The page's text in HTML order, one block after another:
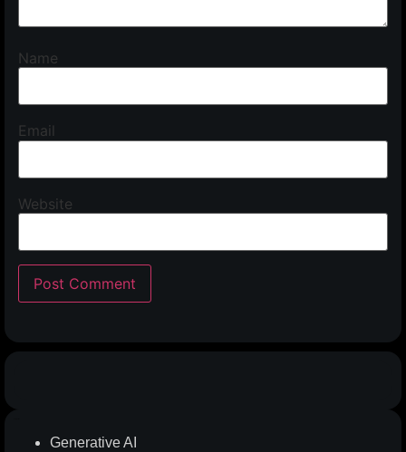
Name
Email
Website
Generative AI